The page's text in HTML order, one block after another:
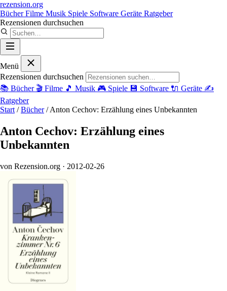
rezension.org
BücherFilme Musik Spiele Software Geräte Ratgeber
Rezensionen durchsuchen
Menü
Rezensionen durchsuchen
📚 Bücher 🎬 Filme 🎵 Musik 🎮 Spiele 💾 Software 🔌 Geräte ✍️
Ratgeber
Start / Bücher / Anton Cechov: Erzählung eines Unbekannten
Anton Cechov: Erzählung eines
Unbekannten
von Rezension.org · 2012-02-26